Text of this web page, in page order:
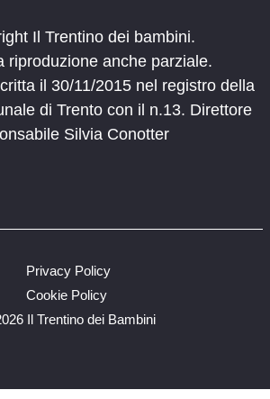
Il Trentino dei bambini.
riproduzione anche parziale.
il 30/11/2015 nel registro della
di Trento con il n.13. Direttore
Silvia Conotter
Il Trentino dei Bambini
Privacy Policy
Cookie Policy